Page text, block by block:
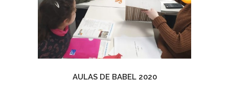
AULAS DE BABEL 2020